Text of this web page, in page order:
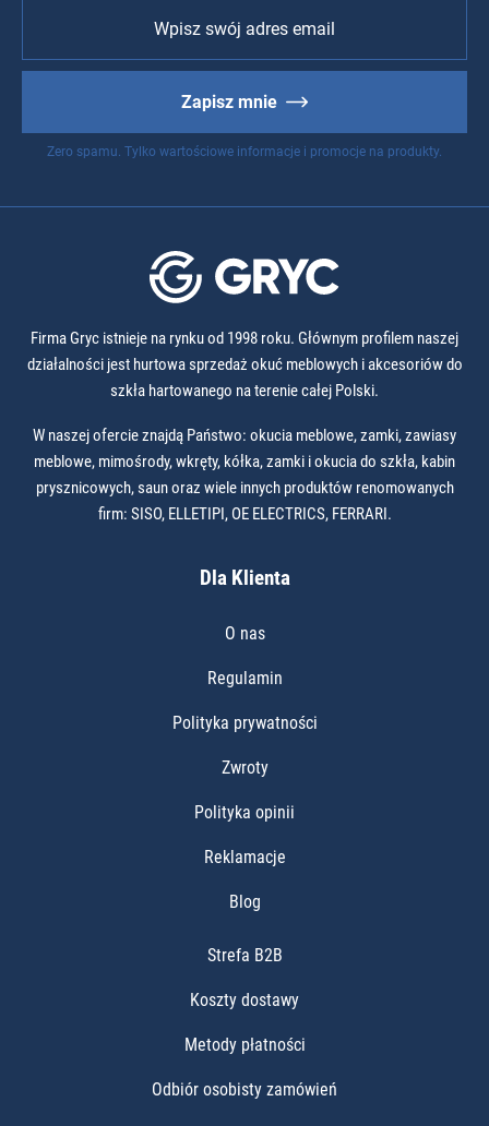
Zapisz mnie
Zero spamu. Tylko wartościowe informacje i promocje na produkty.
Firma Gryc istnieje na rynku od 1998 roku. Głównym profilem naszej
działalności jest hurtowa sprzedaż okuć meblowych i akcesoriów do
szkła hartowanego na terenie całej Polski.
W naszej ofercie znajdą Państwo: okucia meblowe, zamki, zawiasy
meblowe, mimośrody, wkręty, kółka, zamki i okucia do szkła, kabin
prysznicowych, saun oraz wiele innych produktów renomowanych
firm: SISO, ELLETIPI, OE ELECTRICS, FERRARI.
Dla Klienta
O nas
Regulamin
Polityka prywatności
Zwroty
Polityka opinii
Reklamacje
Blog
Strefa B2B
Koszty dostawy
Metody płatności
Odbiór osobisty zamówień